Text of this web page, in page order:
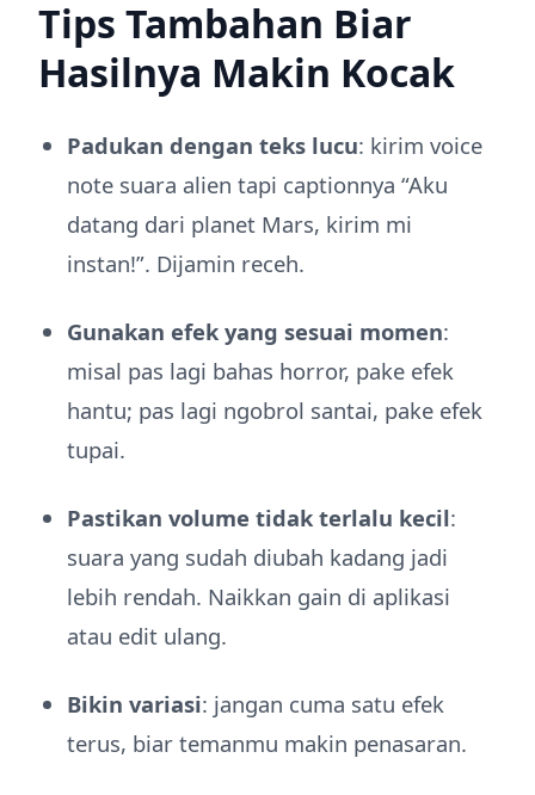
Tips Tambahan Biar
Hasilnya Makin Kocak
Padukan dengan teks lucu: kirim voice
note suara alien tapi captionnya “Aku
datang dari planet Mars, kirim mi
instan!”. Dijamin receh.
Gunakan efek yang sesuai momen:
misal pas lagi bahas horror, pake efek
hantu; pas lagi ngobrol santai, pake efek
tupai.
Pastikan volume tidak terlalu kecil:
suara yang sudah diubah kadang jadi
lebih rendah. Naikkan gain di aplikasi
atau edit ulang.
Bikin variasi: jangan cuma satu efek
terus, biar temanmu makin penasaran.